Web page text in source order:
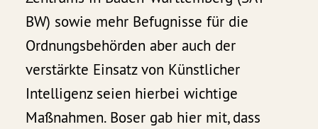
BW) sowie mehr Befugnisse für die
Ordnungsbehörden aber auch der
verstärkte Einsatz von Künstlicher
Intelligenz seien hierbei wichtige
Maßnahmen. Boser gab hier mit, dass